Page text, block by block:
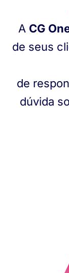
A CG
de seus
de
dúvida